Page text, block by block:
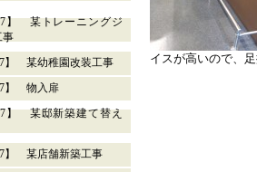
イスが高いので、
7】 某トレーニングジ
7】 某幼稚園改装工事
7】 物入扉
7】 某邸新築建て替え
7】 某店舗新築工事